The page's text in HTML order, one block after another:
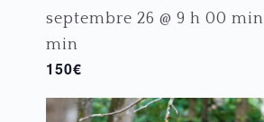
septembre 26 @ 9 h 00 min
min
150€